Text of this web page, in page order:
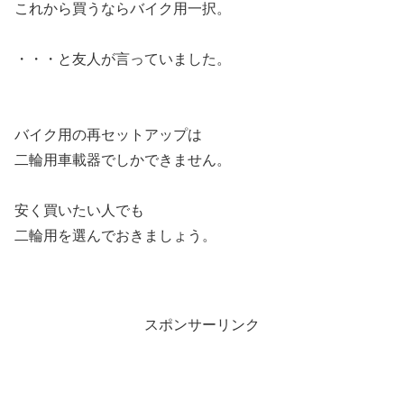
これから買うならバイク用一択。
・・・と友人が言っていました。
バイク用の再セットアップは
二輪用車載器でしかできません。
安く買いたい人でも
二輪用を選んでおきましょう。
スポンサーリンク